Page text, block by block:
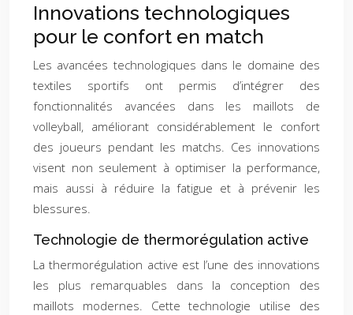
Innovations technologiques
pour le confort en match
Les avancées technologiques dans le domaine des
textiles sportifs ont permis d’intégrer des
fonctionnalités avancées dans les maillots de
volleyball, améliorant considérablement le confort
des joueurs pendant les matchs. Ces innovations
visent non seulement à optimiser la performance,
mais aussi à réduire la fatigue et à prévenir les
blessures.
Technologie de thermorégulation active
La thermorégulation active est l’une des innovations
les plus remarquables dans la conception des
maillots modernes. Cette technologie utilise des